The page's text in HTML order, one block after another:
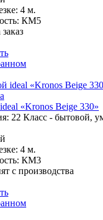
4 м.
КМ5
«Kronos Beige 330»
22 Класс - бытовой,
4 м.
КМ3
с производства